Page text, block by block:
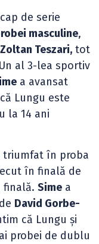
de serie
masculine,
Teszari, tot
al 3-lea sportiv
a avansat
Lungu este
la 14 ani
triumfat în proba
în finală de
finală. Sime a
David Gorbe-
că Lungu și
probei de dublu